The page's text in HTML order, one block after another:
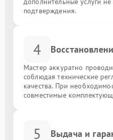
подтверждения.
4
Мастер аккуратно
соблюдая технические
качества. При
совместимые
5 Выдача и